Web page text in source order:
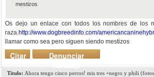
mestizos
Os dejo un enlace con todos los nombres de los
raza.http://www.dogbreedinfo.com/
llamar como sea pero siguen siendo mestizos
Denunciar
mensaje
Citar
Titulo: Ahora tengo cinco perros! mis tres +negro y phili